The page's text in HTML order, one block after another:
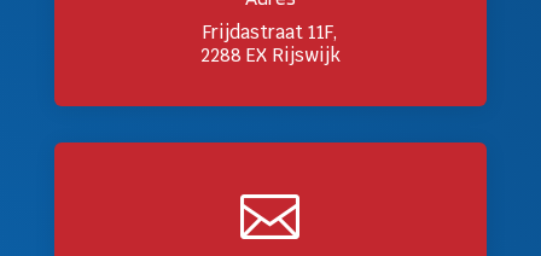
Frijdastraat 11F,
2288 EX Rijswijk
